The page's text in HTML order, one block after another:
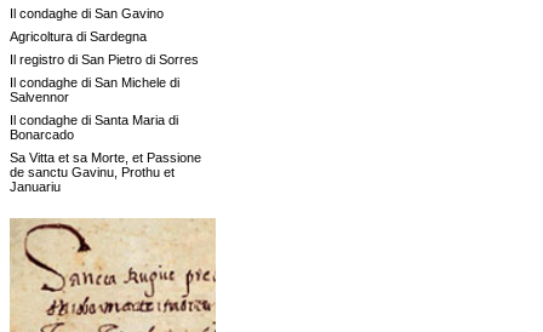
Il condaghe di San Gavino
Agricoltura di Sardegna
Il registro di San Pietro di Sorres
Il condaghe di San Michele di
Salvennor
Il condaghe di Santa Maria di
Bonarcado
Sa Vitta et sa Morte, et Passione
de sanctu Gavinu, Prothu et
Januariu